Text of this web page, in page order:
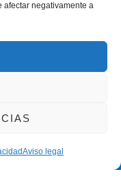
afectar negativamente a
Aviso legal
9h a 21h